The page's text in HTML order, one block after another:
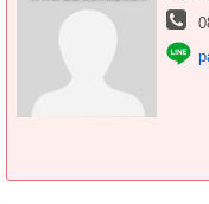
จำนวนชั้น : 2 ชั้น
รถไฟฟ้า : รถไฟฟ้าสายสีแด
หันไปทาง: เหนือ
ตกแต่งห้องครัว/ เคาน์เตอร์